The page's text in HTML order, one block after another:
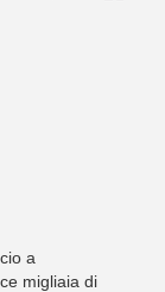
a
migliaia di